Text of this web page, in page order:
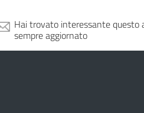
Hai trovato interessante questo
sempre aggiornato